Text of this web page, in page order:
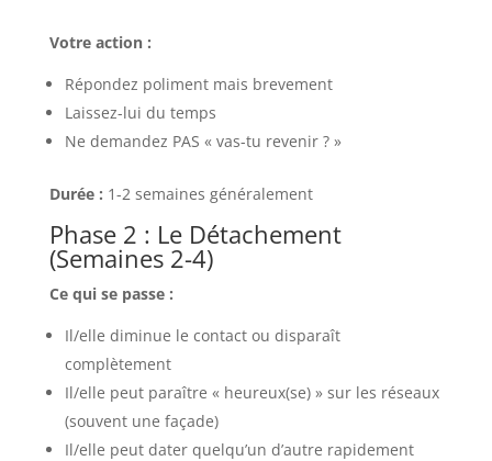
Votre action :
Répondez poliment mais brevement
Laissez-lui du temps
Ne demandez PAS « vas-tu revenir ? »
Durée : 1-2 semaines généralement
Phase 2 : Le Détachement
(Semaines 2-4)
Ce qui se passe :
Il/elle diminue le contact ou disparaît
complètement
Il/elle peut paraître « heureux(se) » sur les réseaux
(souvent une façade)
Il/elle peut dater quelqu’un d’autre rapidement